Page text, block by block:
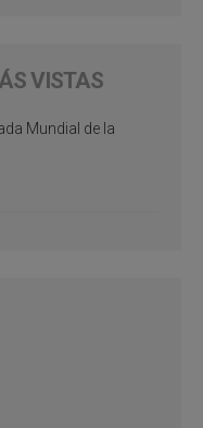
VISTAS
Mundial de la